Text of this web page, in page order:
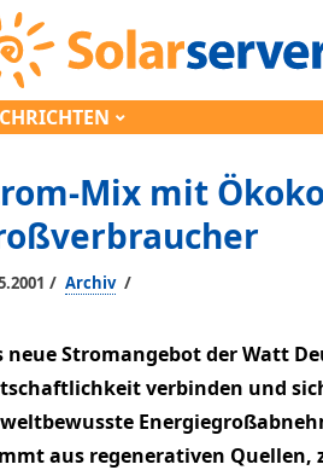
Mix mit
/ Archiv /
neue Stromangebot der Watt
verbinden und
aus regenerativen Quellen,